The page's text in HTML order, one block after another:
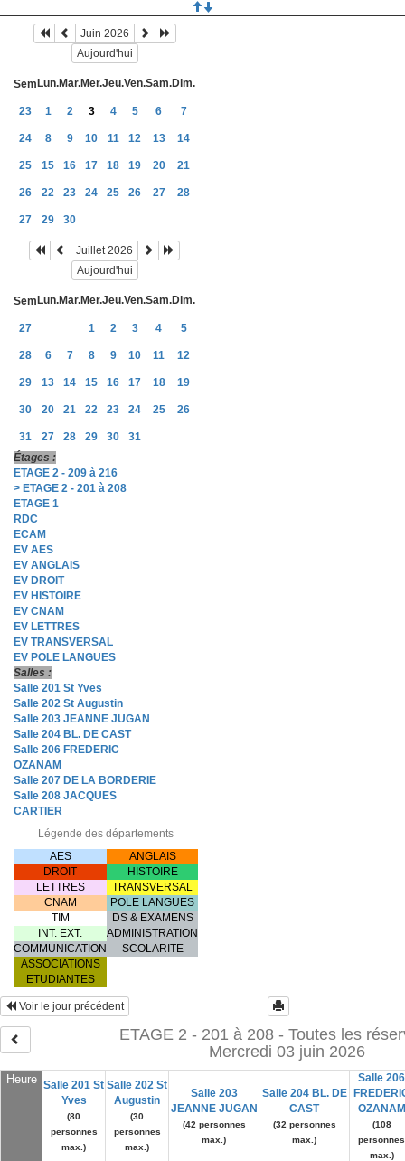
Juin 2026
Aujourd'hui
Sem Lun.Mar.Mer.Jeu.Ven.Sam.Dim.
23 1 2 3 4 5 6 7
24 8 9 10 11 12 13 14
25 15 16 17 18 19 20 21
26 22 23 24 25 26 27 28
27 29 30
Juillet 2026
Aujourd'hui
Sem Lun.Mar.Mer.Jeu.Ven.Sam.Dim.
27 1 2 3 4 5
28 6 7 8 9 10 11 12
29 13 14 15 16 17 18 19
30 20 21 22 23 24 25 26
31 27 28 29 30
31
Étages :
ETAGE 2 - 209 à 216
> ETAGE 2 - 201 à 208
ETAGE 1
RDC
ECAM
EV AES
EV ANGLAIS
EV DROIT
EV HISTOIRE
EV CNAM
EV LETTRES
EV TRANSVERSAL
EV POLE LANGUES
Salles :
Salle 201 St Yves
Salle 202 St Augustin
Salle 203 JEANNE JUGAN
Salle 204 BL. DE CAST
Salle 206 FREDERIC
OZANAM
Salle 207 DE LA BORDERIE
Salle 208 JACQUES
CARTIER
Légende des départements
AES
ANGLAIS
DROIT
HISTOIRE
LETTRES
TRANSVERSAL
CNAM
POLE LANGUES
TIM
DS & EXAMENS
INT. EXT.
ADMINISTRATION
COMMUNICATION
SCOLARITE
ASSOCIATIONS
ETUDIANTES
Heure Salle 201 St
Yves
(80
personnes
max.)
Salle 202 St
Augustin
(30
personnes
max.)
Salle 203
JEANNE JUGAN
(42 personnes
max.)
Salle 204 BL. DE
CAST
(32 personnes
max.)
Salle 206
OZANAM
(108
personnes
max.)
Voir le jour précédent
ETAGE 2 - 201 à 208 - Toutes les
Mercredi 03 juin 2026